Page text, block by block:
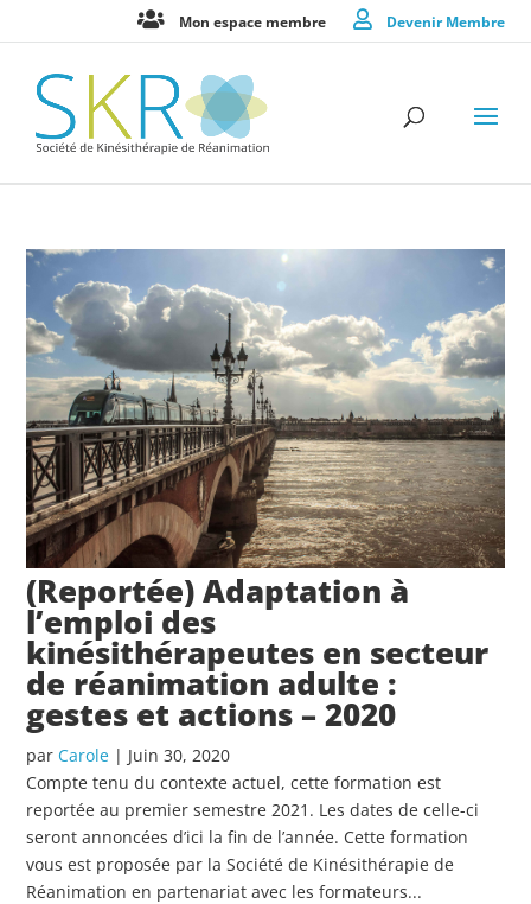
Mon espace membre Devenir Membre
(Reportée) Adaptation à
l’emploi des
kinésithérapeutes en secteur
de réanimation adulte :
gestes et actions – 2020
parCarole | Juin 30, 2020
Compte tenu du contexte actuel, cette formation est
reportée au premier semestre 2021. Les dates de celle-ci
seront annoncées d’ici la fin de l’année. Cette formation
vous est proposée par la Société de Kinésithérapie de
Réanimation en partenariat avec les formateurs...